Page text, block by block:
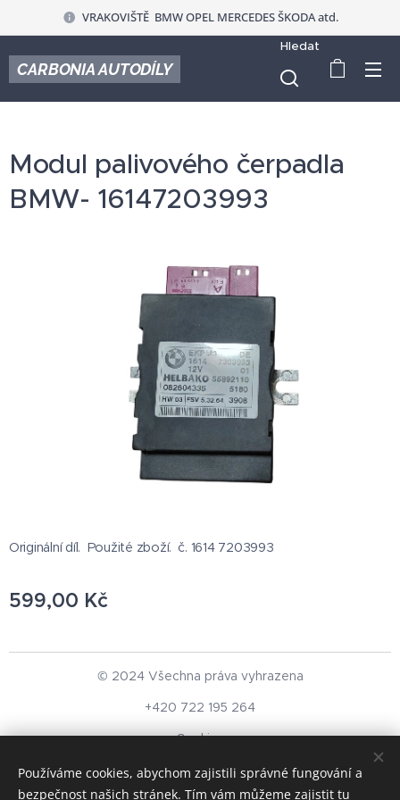
VRAKOVIŠTĚ BMW OPEL MERCEDES ŠKODA atd.
CARBONIA AUTODÍLY
Hledat
Modul palivového čerpadla
BMW- 16147203993
Originální díl. Použité zboží. č. 1614 7203993
599,00 Kč
© 2024 Všechna práva vyhrazena
+420 722 195 264
Cookies
Měna
Používáme cookies, abychom zajistili správné fungování a
bezpečnost našich stránek. Tím vám můžeme zajistit tu